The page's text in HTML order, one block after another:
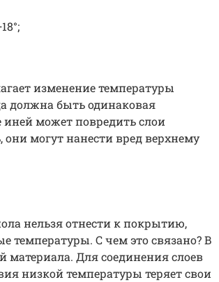
изменение температуры
должна быть одинаковая
иней может повредить слои
могут нанести вред верхнему
нельзя отнести к покрытию,
температуры. С чем это связано? В
материала. Для соединения слоев
низкой температуры теряет свои